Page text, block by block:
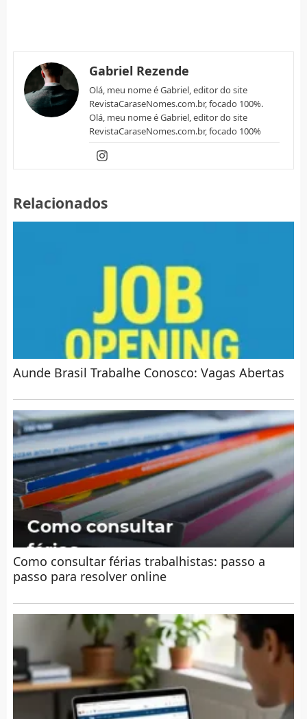
Gabriel Rezende
Olá, meu nome é Gabriel, editor do site
RevistaCaraseNomes.com.br, focado 100%.
Olá, meu nome é Gabriel, editor do site
RevistaCaraseNomes.com.br, focado 100%
Relacionados
Aunde Brasil Trabalhe Conosco: Vagas Abertas
Como consultar férias trabalhistas: passo a
passo para resolver online